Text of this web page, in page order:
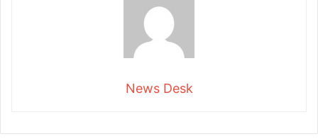
News Desk